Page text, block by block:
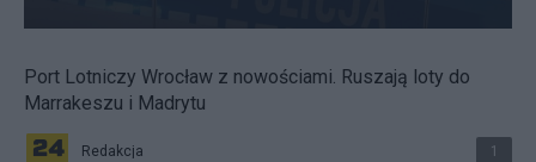
Port Lotniczy Wrocław z nowościami. Ruszają loty do
Marrakeszu i Madrytu
Redakcja 1